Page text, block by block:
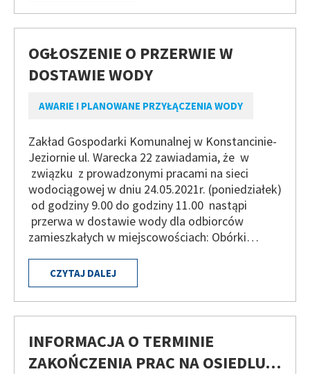
OGŁOSZENIE O PRZERWIE W
DOSTAWIE WODY
AWARIE I PLANOWANE PRZYŁĄCZENIA WODY
Zakład Gospodarki Komunalnej w Konstancinie-
Jeziornie ul. Warecka 22 zawiadamia, że w
związku z prowadzonymi pracami na sieci
wodociągowej w dniu 24.05.2021r. (poniedziałek)
od godziny 9.00 do godziny 11.00 nastąpi
przerwa w dostawie wody dla odbiorców
zamieszkałych w miejscowościach: Obórki…
CZYTAJ DALEJ
INFORMACJA O TERMINIE
ZAKOŃCZENIA PRAC NA OSIEDLU…